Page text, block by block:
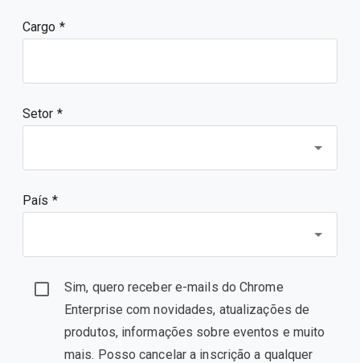
Cargo
Setor *
País *
Sim, quero receber e-mails do Chrome
Enterprise com novidades, atualizações de
produtos, informações sobre eventos e muito
mais. Posso cancelar a inscrição a qualquer